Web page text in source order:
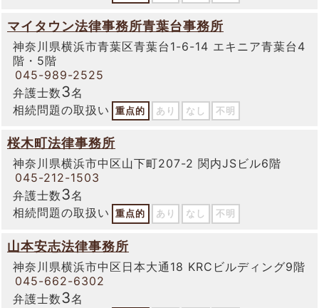
マイタウン法律事務所青葉台事務所
神奈川県横浜市青葉区青葉台1-6-14 エキニア青葉台4
階・5階
045-989-2525
弁護士数3名
相続問題の取扱い
重点的 あり なし 不明
桜木町法律事務所
神奈川県横浜市中区山下町207-2 関内JSビル6階
045-212-1503
弁護士数3名
相続問題の取扱い
重点的 あり なし 不明
山本安志法律事務所
神奈川県横浜市中区日本大通18 KRCビルディング9階
045-662-6302
弁護士数3名